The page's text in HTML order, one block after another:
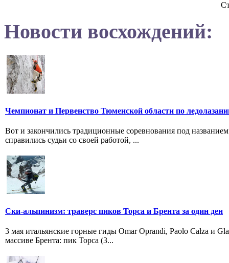
Новости восхождений:
Чемпионат и Первенство Тюменской области по
Вот и закончились традиционные соревнования под
справились судьи со своей работой, ...
Ски-альпинизм: траверс пиков Торса и Брента за один ден
3 мая итальянские горные гиды Omar Oprandi, Paolo Calza и
массиве Брента: пик Торса (3...